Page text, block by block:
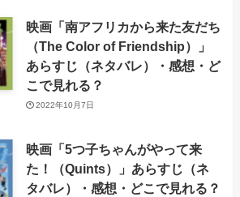
映画「南アフリカから来た友だち
（The Color of Friendship）」
あらすじ（ネタバレ）・感想・ど
こで見れる？
2022年10月7日
映画「5つ子ちゃんがやって来
た！（Quints）」あらすじ（ネ
タバレ）・感想・どこで見れる？